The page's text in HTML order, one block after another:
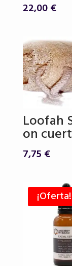
22,00€
Loofah
on
7,75 €
¡Oferta!